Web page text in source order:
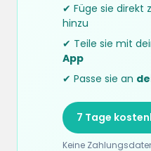
✔ Füge sie direkt
hinzu
✔ Teile sie mit
App
✔ Passe sie an
7 Tage
Keine